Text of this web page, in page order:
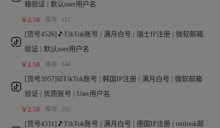
箱验证 | 默认user用户名
￥2.50 库存: 112
[货号4526]🎵TikTok账号 | 满月白号 | 瑞士IP注册 | 微软邮箱
验证 | 默认user用户名
￥2.50 库存: 644
[货号3957]☑️TikTok账号 | 韩国IP注册 | 满月白号 | 微软邮箱
验证 | 优质账号 | User用户名
￥2.50 库存: 292
[货号4331]🎵TikTok账号 | 满月白号 | 德国IP注册 | outlook邮